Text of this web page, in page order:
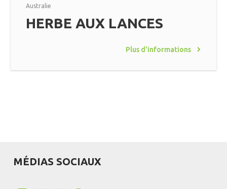
Australie
HERBE AUX LANCES
Plus d'informations
MÉDIAS SOCIAUX